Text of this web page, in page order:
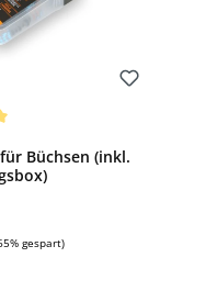
Büchsen (inkl.
gespart)